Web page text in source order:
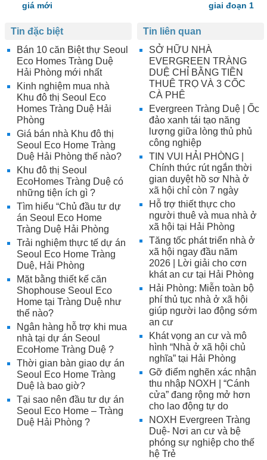
giá mới
giai đoạn 1
Tin liên quan
SỞ HỮU NHÀ
EVERGREEN TRÀNG
DUỆ CHỈ BẰNG TIỀN
THUÊ TRỌ VÀ 3 CỐC
CÀ PHÊ
Evergreen Tràng Duệ | Ốc
đảo xanh tái tạo năng
lượng giữa lòng thủ phủ
công nghiệp
TIN VUI HẢI PHÒNG |
Chính thức rút ngắn thời
gian duyệt hồ sơ Nhà ở
xã hội chỉ còn 7 ngày
Hỗ trợ thiết thực cho
người thuê và mua nhà ở
xã hội tại Hải Phòng
Tăng tốc phát triển nhà ở
xã hội ngay đầu năm
2026 | Lời giải cho cơn
khát an cư tại Hải Phòng
Hải Phòng: Miễn toàn bộ
phí thủ tục nhà ở xã hội
giúp người lao động sớm
an cư
Khát vọng an cư và mô
hình “Nhà ở xã hội chủ
nghĩa” tại Hải Phòng
Gỡ điểm nghẽn xác nhận
thu nhập NOXH | “Cánh
cửa” đang rộng mở hơn
cho lao động tự do
NOXH Evergreen Tràng
Duệ- Nơi an cư và bệ
phóng sự nghiệp cho thế
hệ Trẻ
Tin đặc biệt
Bán 10 căn Biệt thự Seoul
Eco Homes Tràng Duệ
Hải Phòng mới nhất
Kinh nghiệm mua nhà
Khu đô thị Seoul Eco
Homes Tràng Duệ Hải
Phòng
Giá bán nhà Khu đô thị
Seoul Eco Home Tràng
Duệ Hải Phòng thế nào?
Khu đô thị Seoul
EcoHomes Tràng Duệ có
những tiện ích gì ?
Tìm hiểu “Chủ đầu tư dự
án Seoul Eco Home
Tràng Duệ Hải Phòng
Trải nghiệm thực tế dự án
Seoul Eco Home Tràng
Duệ, Hải Phòng
Mặt bằng thiết kế căn
Shophouse Seoul Eco
Home tại Tràng Duệ như
thế nào?
Ngân hàng hỗ trợ khi mua
nhà tại dự án Seoul
EcoHome Tràng Duệ ?
Thời gian bàn giao dự án
Seoul Eco Home Tràng
Duệ là bao giờ?
Tại sao nên đầu tư dự án
Seoul Eco Home – Tràng
Duệ Hải Phòng ?